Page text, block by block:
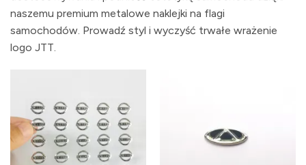
naszemu premium metalowe naklejki na flagi
samochodów. Prowadź styl i wyczyść trwałe wrażenie
logo JTT.